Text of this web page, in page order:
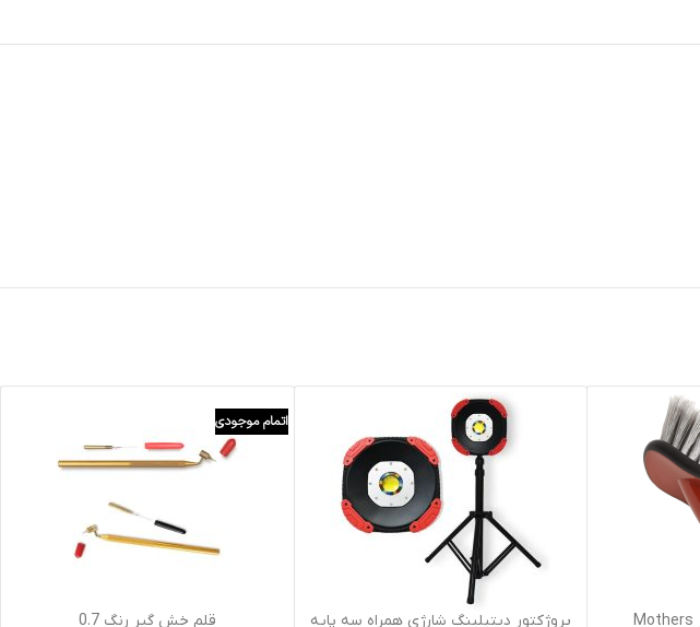
افزودن به سبد خرید
پروژکتور دیتیلینگ شارژی همراه سه پایه
اتمام موجودی
اطلاعات بیشترقلم خش گیر رنگ 0.7